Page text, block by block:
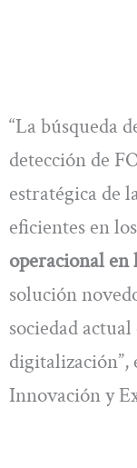
“La búsqueda
detección de
estratégica de
eficientes en los
operacional en
solución
sociedad
digitalización”,
Innovación y